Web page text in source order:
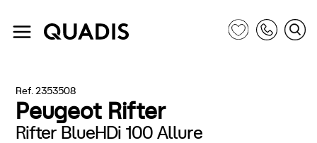
Ref. 2353508
Peugeot Rifter
Rifter BlueHDi 100 Allure